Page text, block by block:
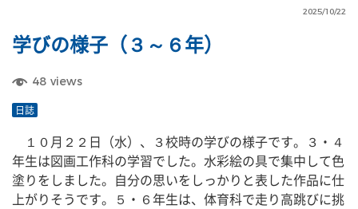
2025/10/22
学びの様子（３～６年）
48 views
日誌
１０月２２日（水）、３校時の学びの様子です。３・４
年生は図画工作科の学習でした。水彩絵の具で集中して色
塗りをしました。自分の思いをしっかりと表した作品に仕
上がりそうです。５・６年生は、体育科で走り高跳びに挑